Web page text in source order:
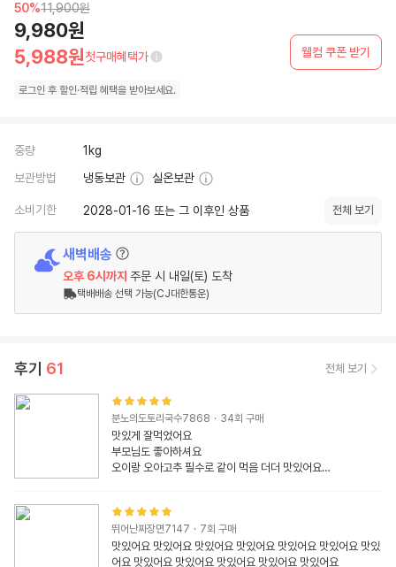
50%11,900원
9,980원
5,988원첫구매혜택가 웰컴 쿠폰 받기
로그인 후 할인·적립 혜택을 받아보세요.
중량
1kg
보관방법
냉동보관 실온보관
소비기한 2028-01-16 또는 그 이후인 상품 전체 보기
새벽배송
오후 6시 까지 주문 시 내일(토) 도착
택배배송 선택 가능(CJ대한통운)
후기 61 전체 보기
분노의도토리국수7868 · 34회 구매
맛있게 잘먹었어요
부모님도 좋아하셔요
오이랑 오아고추 필수로 같이 먹음 더더 맛있어요
뛰어난짜장면7147 · 7회 구매
맛있어요 맛있어요 맛있어요 맛있어요 맛있어요 맛있어요 맛있